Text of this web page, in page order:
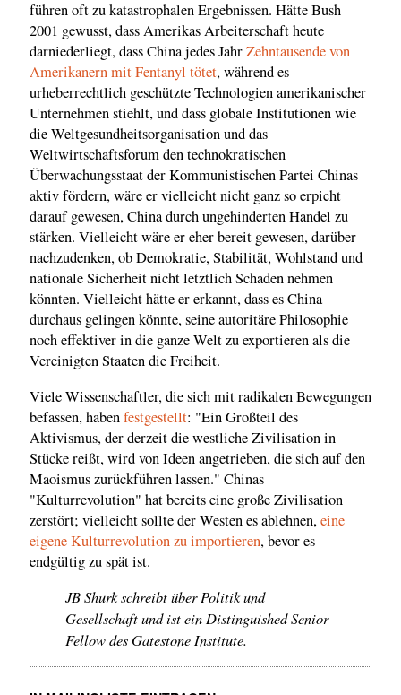
führen oft zu katastrophalen Ergebnissen. Hätte Bush
2001 gewusst, dass Amerikas Arbeiterschaft heute
darniederliegt, dass China jedes JahrZehntausende von
Amerikanern mit Fentanyl tötet, während es
urheberrechtlich geschützte Technologien amerikanischer
Unternehmen stiehlt, und dass globale Institutionen wie
die Weltgesundheitsorganisation und das
Weltwirtschaftsforum den technokratischen
Überwachungsstaat der Kommunistischen Partei Chinas
aktiv fördern, wäre er vielleicht nicht ganz so erpicht
darauf gewesen, China durch ungehinderten Handel zu
stärken. Vielleicht wäre er eher bereit gewesen, darüber
nachzudenken, ob Demokratie, Stabilität, Wohlstand und
nationale Sicherheit nicht letztlich Schaden nehmen
könnten. Vielleicht hätte er erkannt, dass es China
durchaus gelingen könnte, seine autoritäre Philosophie
noch effektiver in die ganze Welt zu exportieren als die
Vereinigten Staaten die Freiheit.
Viele Wissenschaftler, die sich mit radikalen Bewegungen
befassen, habenfestgestellt: "Ein Großteil des
Aktivismus, der derzeit die westliche Zivilisation in
Stücke reißt, wird von Ideen angetrieben, die sich auf den
Maoismus zurückführen lassen." Chinas
"Kulturrevolution" hat bereits eine große Zivilisation
zerstört; vielleicht sollte der Westen es ablehnen,eine
eigene Kulturrevolution zu importieren, bevor es
endgültig zu spät ist.
JB Shurk schreibt über Politik und
Gesellschaft und ist ein Distinguished Senior
Fellow des Gatestone Institute.